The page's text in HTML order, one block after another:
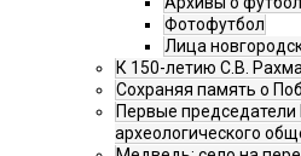
Фотофутбол
Лица
К 150-летию С.В.
Сохраняя память о
Первые председатели
археологического